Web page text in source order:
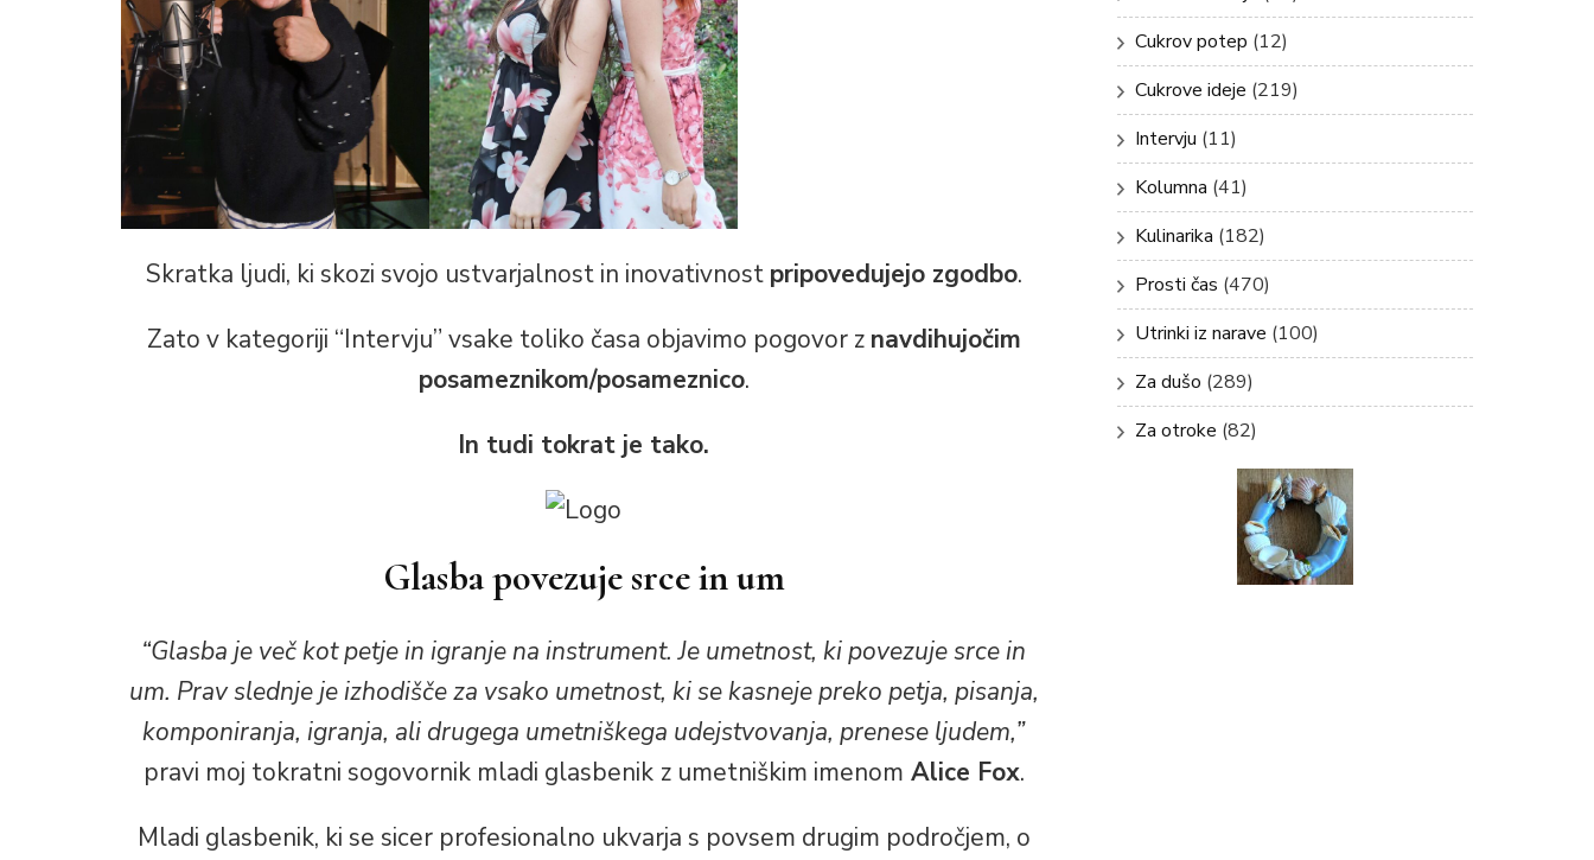
Skratka ljudi, ki skozi svojo ustvarjalnost in inovativnost pripovedujejo zgodbo.
Zato v kategoriji “Intervju” vsake toliko časa objavimo pogovor z navdihujočim
posameznikom/posameznico.
In tudi tokrat je tako.
Glasba povezuje srce in um
“Glasba je več kot petje in igranje na instrument. Je umetnost, ki povezuje srce in
um. Prav slednje je izhodišče za vsako umetnost, ki se kasneje preko petja, pisanja,
komponiranja, igranja, ali drugega umetniškega udejstvovanja, prenese ljudem,”
pravi moj tokratni sogovornik mladi glasbenik z umetniškim imenom Alice Fox.
Mladi glasbenik, ki se sicer profesionalno ukvarja s povsem drugim področjem, o
Cukrov potep (12)
Cukrove ideje (219)
Intervju (11)
Kolumna (41)
Kulinarika (182)
Prosti čas (470)
Utrinki iz narave (100)
Za dušo (289)
Za otroke (82)